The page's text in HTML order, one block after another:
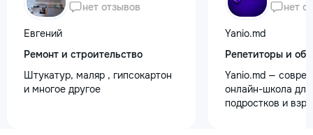
нет отзывов
Евгений
Ремонт и строительство
Штукатур, маляр , гипсокартон
и многое другое
нет
Yanio.md
Репетиторы и
Yanio.md —
онлайн-школа для
подростков и